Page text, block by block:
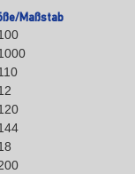
Maßstab